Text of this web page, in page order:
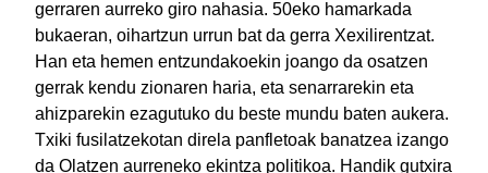
gerraren aurreko giro nahasia. 50eko hamarkada
bukaeran, oihartzun urrun bat da gerra Xexilirentzat.
Han eta hemen entzundakoekin joango da osatzen
gerrak kendu zionaren haria, eta senarrarekin eta
ahizparekin ezagutuko du beste mundu baten aukera.
Txiki fusilatzekotan direla panfletoak banatzea izango
da Olatzen aurreneko ekintza politikoa. Handik gutxira